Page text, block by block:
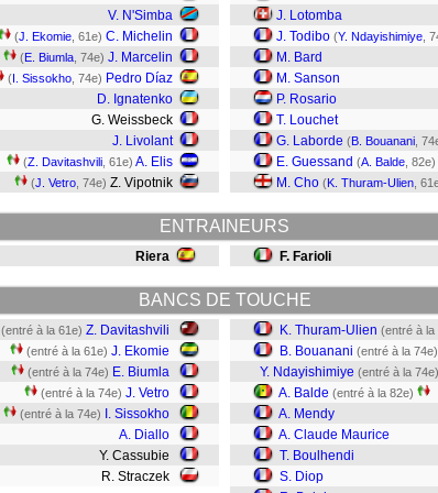
V. N'Simba
(J. Ekomie , 61e) C. Michelin
(E. Biumla , 74e) J. Marcelin
(I. Sissokho , 74e) Pedro Díaz
D. Ignatenko
G. Weissbeck
J. Livolant
(Z. Davitashvili , 61e) A. Elis
(J. Vetro , 74e) Z. Vipotnik
J. Lotomba
J. Todibo (Y. Ndayishimiye ,
M. Bard
M. Sanson
P. Rosario
T. Louchet
G. Laborde (B. Bouanani ,
E. Guessand (A. Balde , 82e)
M. Cho (K. Thuram-Ulien ,
ENTRAINEURS
Riera F. Farioli
BANCS DE TOUCHE
(entré à la 61e) Z. Davitashvili
(entré à la 61e) J. Ekomie
(entré à la 74e) E. Biumla
(entré à la 74e) J. Vetro
(entré à la 74e)
I. Sissokho
A. Diallo
Y. Cassubie
R. Straczek
K. Thuram-Ulien (entré à la
B. Bouanani (entré à la 74e)
Y. Ndayishimiye (entré à la 74e)
A. Balde (entré à la 82e)
A. Mendy
A. Claude Maurice
T. Boulhendi
S. Diop